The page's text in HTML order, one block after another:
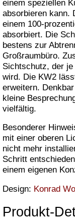
einem speziellen
absorbieren kann.
einem 100-
absorbiert. Die
bestens zur
Großraumbüro.
Sichtschutz, der
wird. Die KW2
erweitern.
kleine
vielfältig.
Besonderer
mit einer oberen
nicht mehr
Schritt
einem eigenen
Design: Konrad
Produkt-